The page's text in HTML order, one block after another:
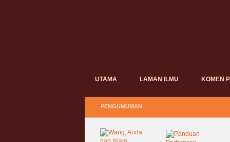
UTAMA LAMAN ILMU KOMEN
PENGUMUMAN